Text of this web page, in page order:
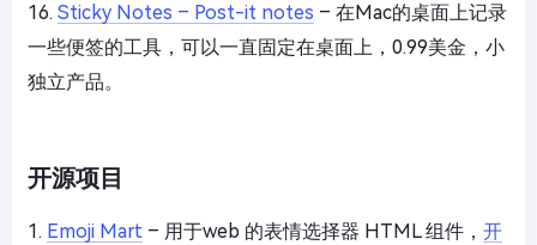
16. Sticky Notes – Post-it notes – 在Mac的桌面上记录
一些便签的工具，可以一直固定在桌面上，0.99美金，小
独立产品。
开源项目
1. Emoji Mart – 用于web 的表情选择器 HTML 组件， 开